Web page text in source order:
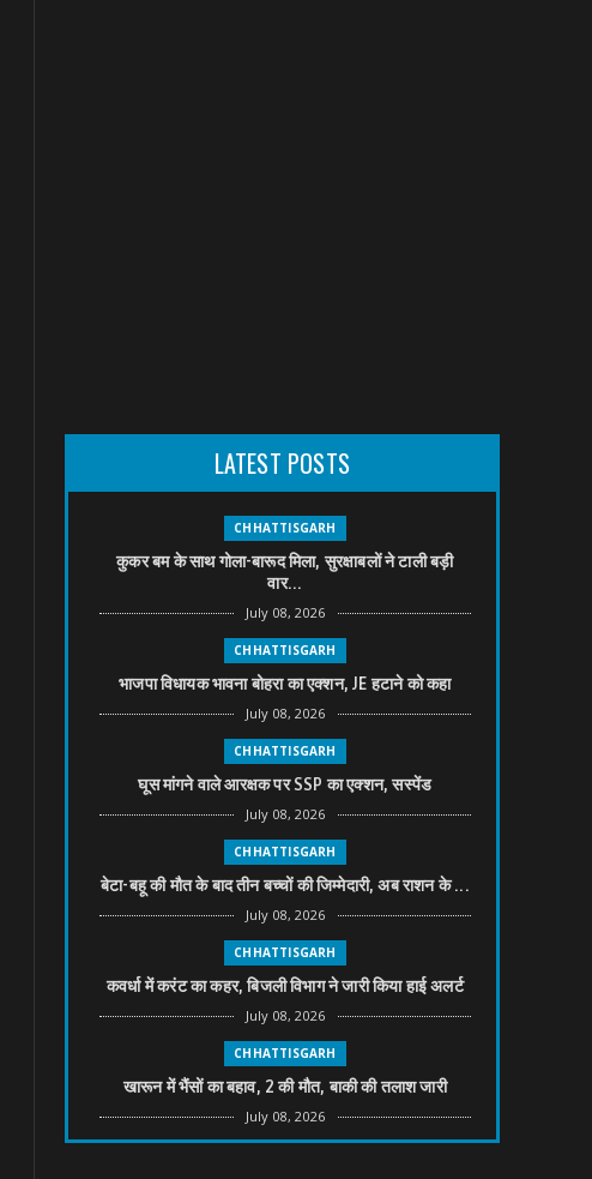
LATEST POSTS
CHHATTISGARH
कुकर बम के साथ गोला-बारूद मिला, सुरक्षाबलों ने टाली बड़ी
वार...
July 08, 2026
CHHATTISGARH
भाजपा विधायक भावना बोहरा का एक्शन, JE हटाने को कहा
July 08, 2026
CHHATTISGARH
घूस मांगने वाले आरक्षक पर SSP का एक्शन, सस्पेंड
July 08, 2026
CHHATTISGARH
बेटा-बहू की मौत के बाद तीन बच्चों की जिम्मेदारी, अब राशन के ...
July 08, 2026
CHHATTISGARH
कवर्धा में करंट का कहर, बिजली विभाग ने जारी किया हाई अलर्ट
July 08, 2026
CHHATTISGARH
खारून में भैंसों का बहाव, 2 की मौत, बाकी की तलाश जारी
July 08, 2026